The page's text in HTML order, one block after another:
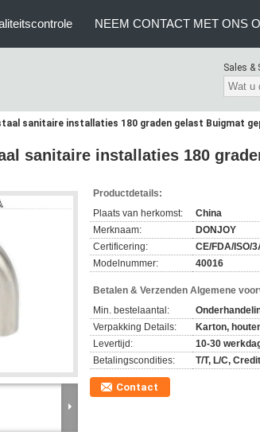
NEEM CONTACT MET ONS
Sales &
sanitaire installaties 180 graden gelast Buigmat
sanitaire installaties 180
Productdetails:
Plaats van herkomst:
China
Merknaam:
DONJOY
Certificering:
CE/FDA/ISO/
Modelnummer:
40016
Betalen & Verzenden Algemene
Min. bestelaantal:
Verpakking Details:
Karton,
Levertijd:
10-30
Betalingscondities:
T/T, L/C,
Contact